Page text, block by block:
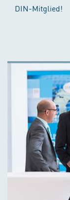
DIN-Mitglied!